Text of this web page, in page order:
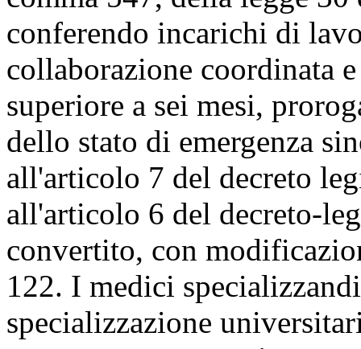
conferendo incarichi di
collaborazione coordinata
superiore a sei mesi,
dello stato di emergenza
all'articolo 7 del decreto
all'articolo 6 del decreto-
convertito, con
122. I medici
specializzazione